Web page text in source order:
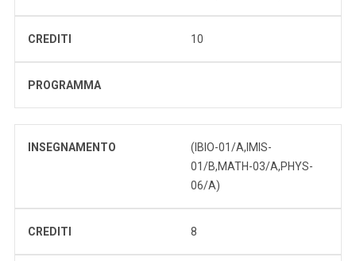
CREDITI 10
PROGRAMMA
INSEGNAMENTO
(IBIO-01/A,IMIS-
01/B,MATH-03/A,PHYS-
06/A)
CREDITI 8